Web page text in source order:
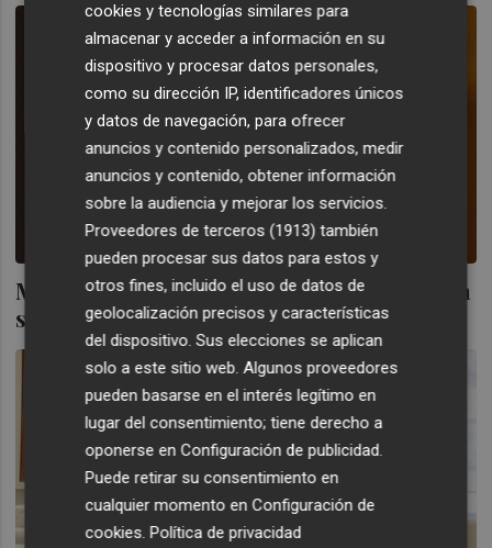
May advierte a España de que protegerá "la
soberanía de Gibraltar
cookies y tecnologías similares para
almacenar y acceder a información en su
dispositivo y procesar datos personales,
como su dirección IP, identificadores únicos
y datos de navegación, para ofrecer
anuncios y contenido personalizados, medir
anuncios y contenido, obtener información
sobre la audiencia y mejorar los servicios.
Proveedores de terceros (1913) también
pueden procesar sus datos para estos y
otros fines, incluido el uso de datos de
geolocalización precisos y características
del dispositivo. Sus elecciones se aplican
solo a este sitio web. Algunos proveedores
pueden basarse en el interés legítimo en
lugar del consentimiento; tiene derecho a
oponerse enConfiguración de publicidad.
Puede retirar su consentimiento en
cualquier momento enConfiguración de
cookies.Política de privacidad